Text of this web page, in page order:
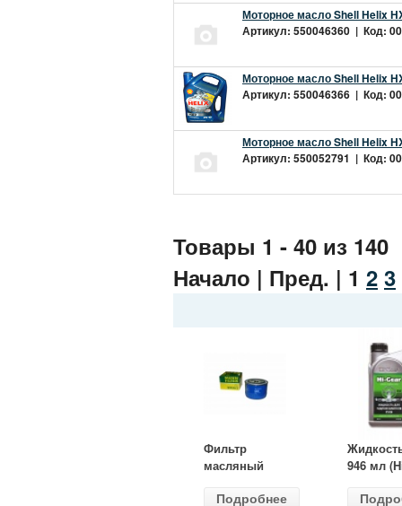
Моторное масло Shell Helix
Артикул: 550046360 | Код:
Моторное масло Shell Helix
Артикул: 550046366 | Код:
Моторное масло Shell Helix
Артикул: 550052791 | Код:
Товары 1 - 40 из 140
Начало | Пред. | 1 2 3
Фильтр
масляный
(MANN) W
Подробнее
946 мл